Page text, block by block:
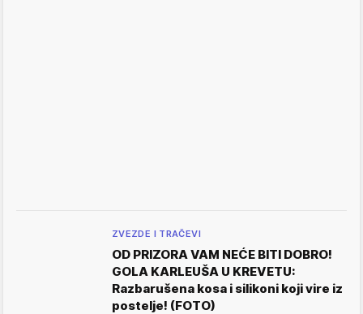
ZVEZDE I TRAČEVI
OD PRIZORA VAM NEĆE BITI DOBRO!
GOLA KARLEUŠA U KREVETU:
Razbarušena kosa i silikoni koji vire iz
postelje! (FOTO)